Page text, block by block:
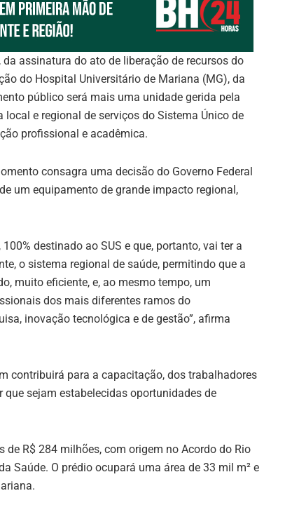
assinatura do ato de liberação de recursos do
do Hospital Universitário de Mariana (MG), da
público será mais uma unidade gerida pela
e regional de serviços do Sistema Único de
profissional e acadêmica.
consagra uma decisão do Governo Federal
um equipamento de grande impacto regional,
destinado ao SUS e que, portanto, vai ter a
o sistema regional de saúde, permitindo que a
muito eficiente, e, ao mesmo tempo, um
dos mais diferentes ramos do
inovação tecnológica e de gestão”, afirma
contribuirá para a capacitação, dos trabalhadores
sejam estabelecidas oportunidades de
de R$ 284 milhões, com origem no Acordo do Rio
Saúde. O prédio ocupará uma área de 33 mil m² e